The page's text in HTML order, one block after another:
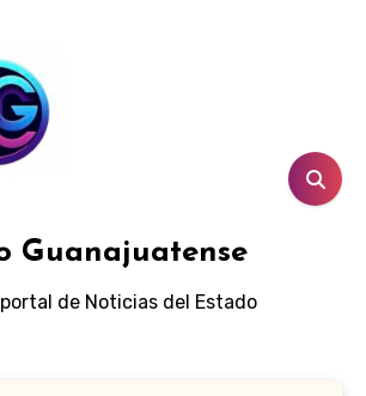
Guanajuatense
de Noticias del Estado